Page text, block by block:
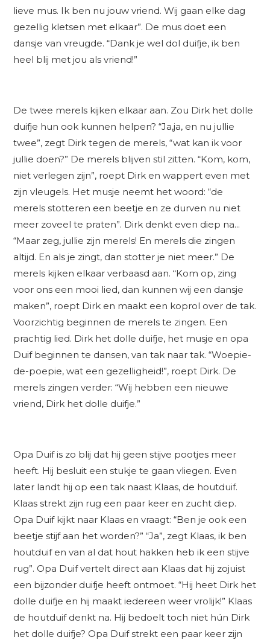
lieve mus. Ik ben nu jouw vriend. Wij gaan elke dag
gezellig kletsen met elkaar”. De mus doet een
dansje van vreugde. “Dank je wel dol duifje, ik ben
heel blij met jou als vriend!”
De twee merels kijken elkaar aan. Zou Dirk het dolle
duifje hun ook kunnen helpen? “Ja,ja, en nu jullie
twee”, zegt Dirk tegen de merels, “wat kan ik voor
jullie doen?” De merels blijven stil zitten. “Kom, kom,
niet verlegen zijn”, roept Dirk en wappert even met
zijn vleugels. Het musje neemt het woord: “de
merels stotteren een beetje en ze durven nu niet
meer zoveel te praten”. Dirk denkt even diep na...
“Maar zeg, jullie zijn merels! En merels die zingen
altijd. En als je zingt, dan stotter je niet meer.” De
merels kijken elkaar verbaasd aan. “Kom op, zing
voor ons een mooi lied, dan kunnen wij een dansje
maken”, roept Dirk en maakt een koprol over de tak.
Voorzichtig beginnen de merels te zingen. Een
prachtig lied. Dirk het dolle duifje, het musje en opa
Duif beginnen te dansen, van tak naar tak. “Woepie-
de-poepie, wat een gezelligheid!”, roept Dirk. De
merels zingen verder: “Wij hebben een nieuwe
vriend, Dirk het dolle duifje.”
Opa Duif is zo blij dat hij geen stijve pootjes meer
heeft. Hij besluit een stukje te gaan vliegen. Even
later landt hij op een tak naast Klaas, de houtduif.
Klaas strekt zijn rug een paar keer en zucht diep.
Opa Duif kijkt naar Klaas en vraagt: “Ben je ook een
beetje stijf aan het worden?” “Ja”, zegt Klaas, ik ben
houtduif en van al dat hout hakken heb ik een stijve
rug”. Opa Duif vertelt direct aan Klaas dat hij zojuist
een bijzonder duifje heeft ontmoet. “Hij heet Dirk het
dolle duifje en hij maakt iedereen weer vrolijk!” Klaas
de houtduif denkt na. Hij bedoelt toch niet hún Dirk
het dolle duifje? Opa Duif strekt een paar keer zijn